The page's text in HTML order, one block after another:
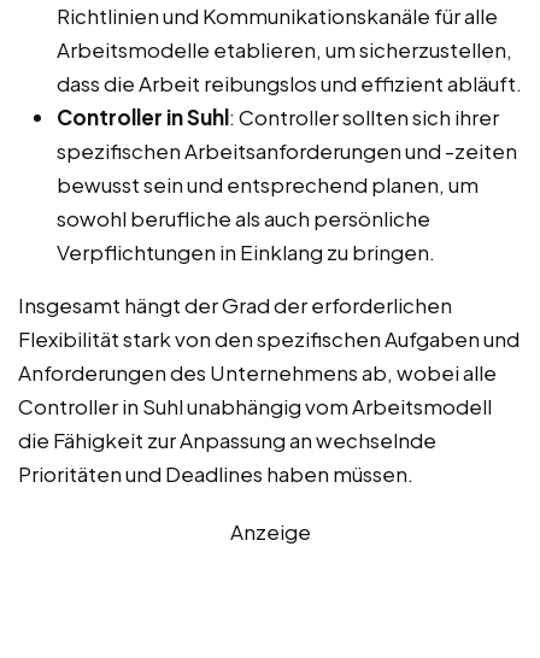
Richtlinien und Kommunikationskanäle für alle
Arbeitsmodelle etablieren, um sicherzustellen,
dass die Arbeit reibungslos und effizient abläuft.
Controller in Suhl: Controller sollten sich ihrer
spezifischen Arbeitsanforderungen und -zeiten
bewusst sein und entsprechend planen, um
sowohl berufliche als auch persönliche
Verpflichtungen in Einklang zu bringen.
Insgesamt hängt der Grad der erforderlichen
Flexibilität stark von den spezifischen Aufgaben und
Anforderungen des Unternehmens ab, wobei alle
Controller in Suhl unabhängig vom Arbeitsmodell
die Fähigkeit zur Anpassung an wechselnde
Prioritäten und Deadlines haben müssen.
Anzeige